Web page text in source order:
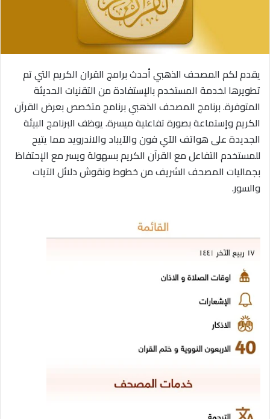
ا
إ
ل
ت
ر
و
ن
ا
يقدم لكم المصحف الذهبي أحدث برامج القران الكريم التي تم
تطويرها لخدمة المستخدم بالإستفادة من التقنيات الحديثة
المتوفرة. برنامج المصحف الذهبي برنامج متخصص بعرض القرآن
الكريم وإستماعة بصورة تفاعلية ميسرة. يوظف البرنامج البيئة
الجديدة على هواتف الآي فون والآيباد والاندرويد مما يتيح
للمستخدم التفاعل مع القرآن الكريم بسهولة ويسر مع الإحتفاظ
بجماليات المصحف الشريف من خطوط ونقوش دلائل الآيات
والسور.